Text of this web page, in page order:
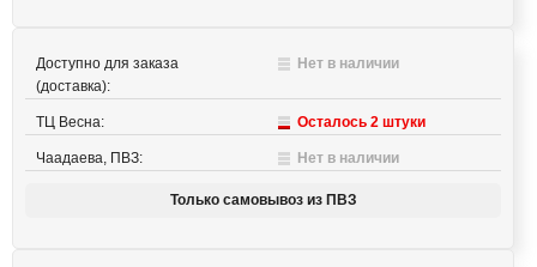
Доступно для заказа
(доставка):
Нет в наличии
ТЦ Весна: Осталось 2 штуки
Чаадаева, ПВЗ: Нет в наличии
Только самовывоз из ПВЗ